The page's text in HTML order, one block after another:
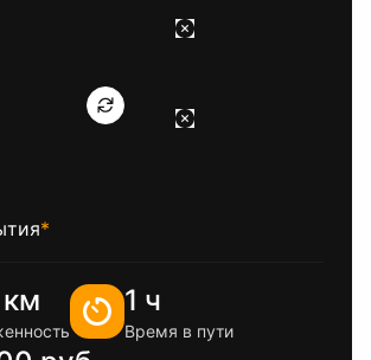
*
1 ч
Время в пути